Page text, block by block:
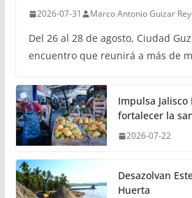
2026-07-31 Marco Antonio Guizar
Del 26 al 28 de agosto, Ciudad
encuentro que reunirá a más de
Impulsa
fortalecer la
2026-07-22
Desazolvan
Huerta